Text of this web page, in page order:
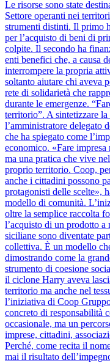
Le risorse sono state
Settore operanti nei
strumenti distinti. Il primo
per l’acquisto di beni di
colpite. Il secondo ha
enti benefici che, a causa
interrompere la propria
soltanto aiutare chi aveva
rete di solidarietà che
durante le emergenze.
territorio”. A sintetizzare
l’amministratore delegato
che ha spiegato come
economico. «Fare
ma una pratica che vive
proprio territorio. Coop,
anche i cittadini possono
protagonisti delle scelte»,
modello di comunità.
oltre la semplice raccolta
l’acquisto di un prodotto
siciliane sono diventate
collettiva. È un modello
dimostrando come la
strumento di coesione
il ciclone Harry aveva
territorio ma anche nel
l’iniziativa di Coop
concreto di responsabilità
occasionale, ma un
imprese, cittadini,
Perché, come recita il
mai il risultato